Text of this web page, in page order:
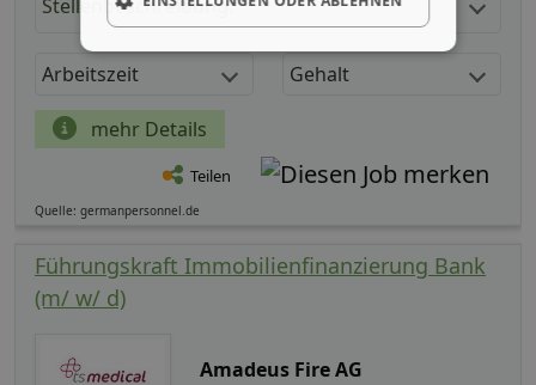
Stellenbeschreibung:
Arbeitszeit Gehalt
mehr Details
Teilen
Quelle: germanpersonnel.de
Führungskraft Immobilienfinanzierung Bank
(m/ w/ d)
Amadeus Fire AG